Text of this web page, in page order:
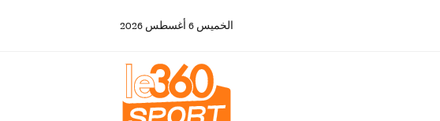
الخميس 6 أغسطس 2026